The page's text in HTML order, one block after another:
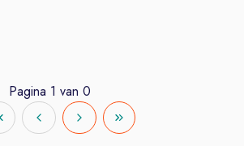
Pagina 1 van 0